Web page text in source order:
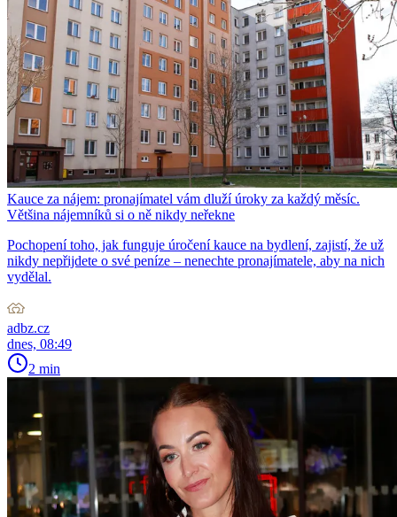
Kauce za nájem: pronajímatel vám dluží úroky za každý měsíc.
Většina nájemníků si o ně nikdy neřekne
Pochopení toho, jak funguje úročení kauce na bydlení, zajistí, že už
nikdy nepřijdete o své peníze – nenechte pronajímatele, aby na nich
vydělal.
adbz.cz
dnes, 08:49
2 min